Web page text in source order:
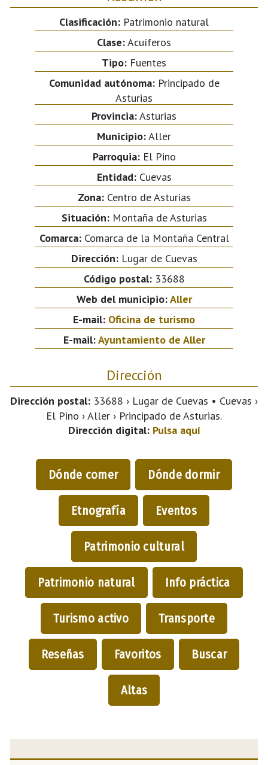
Clasificación: Patrimonio natural
Clase:Acuíferos
Tipo: Fuentes
Comunidad autónoma:Principado de
Asturias
Provincia:Asturias
Municipio:Aller
Parroquia:El Pino
Entidad:Cuevas
Zona:Centro de Asturias
Situación:Montaña de Asturias
Comarca:Comarca de la Montaña Central
Dirección:Lugar de Cuevas
Código postal:33688
Web del municipio:Aller
E-mail: Oficina de turismo
E-mail:Ayuntamiento de Aller
Dirección
Dirección postal: 33688 › Lugar de Cuevas • Cuevas ›
El Pino › Aller › Principado de Asturias.
Dirección digital: Pulsa aquí
Dónde comer Dónde dormir
Etnografía Eventos
Patrimonio cultural
Patrimonio natural Info práctica
Turismo activo Transporte
Reseñas Favoritos Buscar
Altas